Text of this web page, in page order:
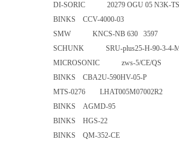
DI-SORIC 20279 OGU 05
BINKS CCV-4000-03
SMW KNCS-NB 630 3597
SCHUNK SRU-plus25-H-90-3-
MICROSONIC zws-5/CE/QS
BINKS CBA2U-590HV-05-P
MTS-0276
BINKS AGMD-95
BINKS HGS-22
BINKS QM-352-CE